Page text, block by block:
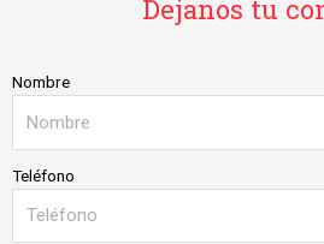
Dejanos tu
Nombre
Teléfono